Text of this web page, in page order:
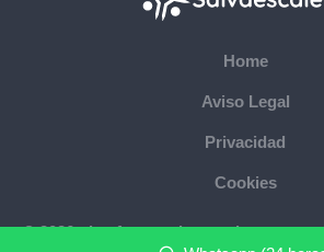
Home
Aviso Legal
Privacidad
Cookies
© 2026 plataformasalvaescaleras.com